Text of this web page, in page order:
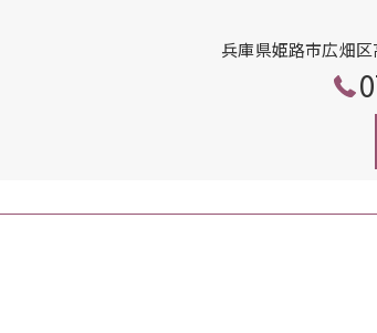
兵庫県姫路市広畑